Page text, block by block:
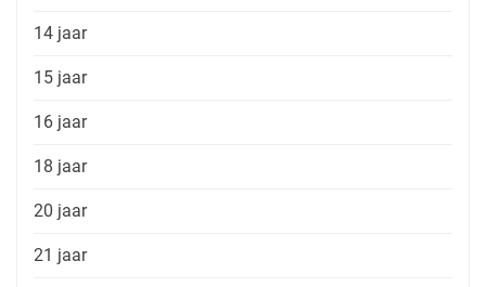
14 jaar
15 jaar
16 jaar
18 jaar
20 jaar
21 jaar